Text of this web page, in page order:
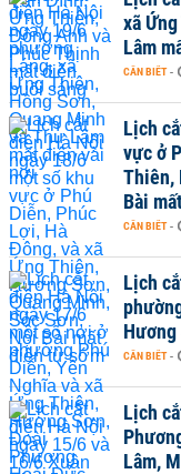
xã
Lâm
CẦN BIẾT -
Lịch
vực ở
Thiên,
Bài
CẦN BIẾT -
Lịch
CẦN BIẾT -
Lịch
Lâm,